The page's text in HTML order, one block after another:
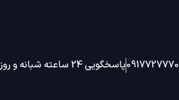
پاسخگویی 24 ساعته شبانه و روز